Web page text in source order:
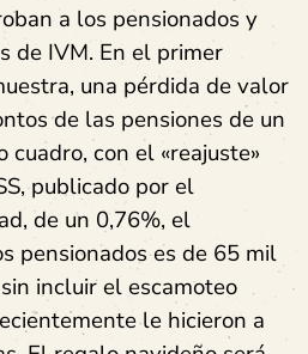
a los pensionados y
de IVM. En el primer
una pérdida de valor
de las pensiones de un
cuadro, con el «reajuste»
publicado por el
de un 0,76%, el
pensionados es de 65 mil
incluir el escamoteo
le hicieron a